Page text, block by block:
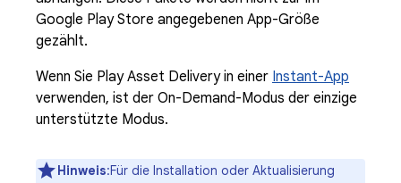
Google Play Store angegebenen App-Größe
gezählt.
Wenn Sie Play Asset Delivery in einer Instant-App
verwenden, ist der On-Demand-Modus der einzige
unterstützte Modus.
Hinweis:Für die Installation oder Aktualisierung